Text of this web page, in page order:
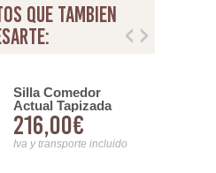
que tambien
Silla Comedor
Actual Tapizada
Giratoria Crema
Jaspeada Addey
216,00€
Iva y transporte incluido